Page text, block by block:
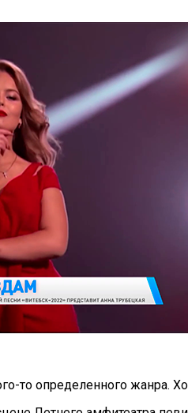
то определенного жанра.